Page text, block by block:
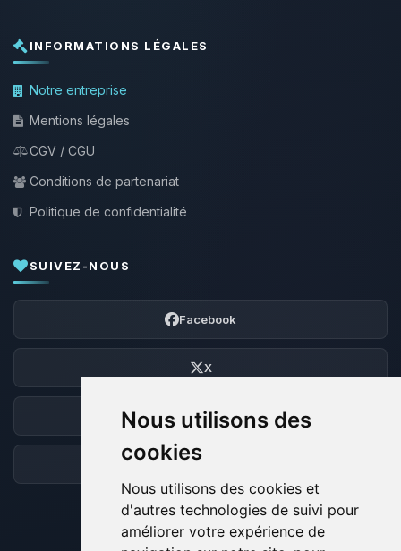
Nous utilisons des
cookies
Nous utilisons des cookies et
d'autres technologies de suivi pour
améliorer votre expérience de
INFORMATIONS LÉGALES
Notre entreprise
Mentions légales
CGV / CGU
Conditions de partenariat
Politique de confidentialité
SUIVEZ-NOUS
Facebook
X
Discord
Forum